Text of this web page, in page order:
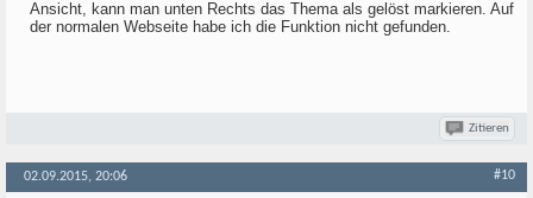
Ansicht, kann man unten Rechts das Thema als gelöst markieren. Auf
der normalen Webseite habe ich die Funktion nicht gefunden.
Zitieren
02.09.2015, 20:06 #10